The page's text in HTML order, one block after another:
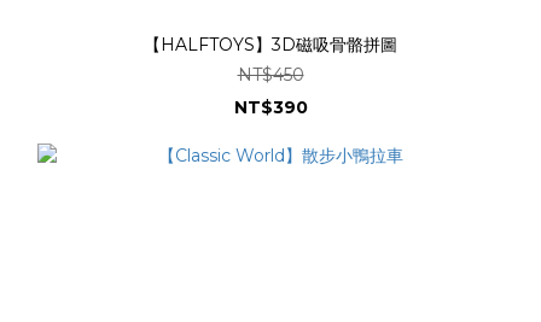
【HALFTOYS】3D磁吸骨骼拼圖
NT$450
NT$390